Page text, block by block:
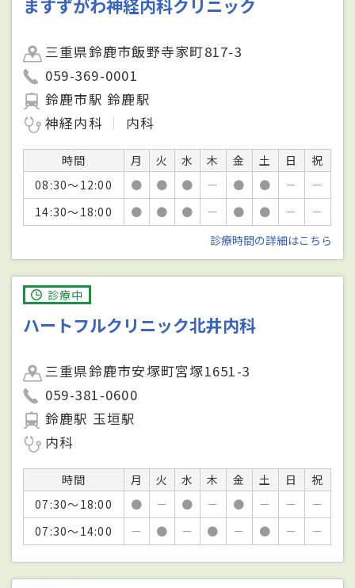
ますずがわ神経内科クリニック
三重県鈴鹿市飯野寺家町817-3
059-369-0001
鈴鹿市駅 鈴鹿駅
神経内科
内科
時間 月 火 水 木 金 土 日
祝
08:30～12:00
● ● ● － ● ● －
－
14:30～18:00
● ● ● － ● ● －
－
診療時間の詳細はこちら
診療中
ハートフルクリニック北井内科
三重県鈴鹿市安塚町宮塚1651-3
059-381-0600
鈴鹿駅 玉垣駅
内科
時間 月 火 水 木 金 土 日
祝
07:30～18:00
● － ● － ● － －
－
07:30～14:00
－ ● － ● － ● － －